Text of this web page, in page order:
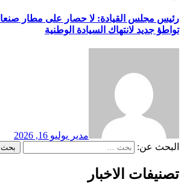
رئيس مجلس القيادة: لا حصار على مطار
تواطؤ جديد لانتهاك السيادة الوطنية
مدير يوليو 16, 2026
البحث عن:
تصنيفات الاخبار